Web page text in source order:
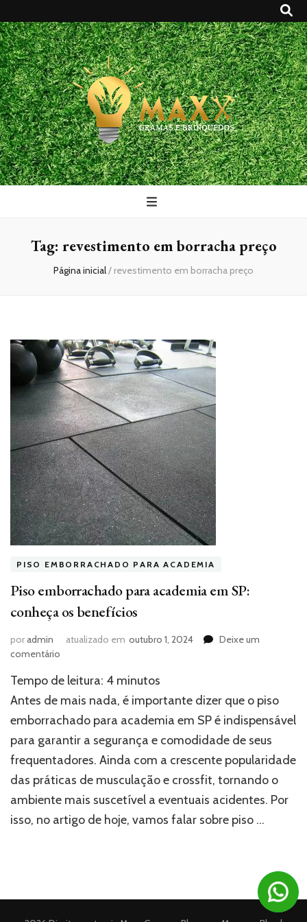
Maxx Gramas
Blog
Tag: revestimento em borracha preço
Página inicial/ revestimento em borracha preço
PISO EMBORRACHADO PARA ACADEMIA
Piso emborrachado para academia em SP:
conheça os benefícios
poradmin atualizado em outubro 1, 2024
Deixe um
comentário
emborrachado
para
em
SP:
conheça
os
benefícios
Tempo de leitura: 4 minutos
Antes de mais nada, é importante dizer que o piso
emborrachado para academia em SP é indispensável
para garantir a segurança e comodidade de seus
frequentadores. Ainda com a crescente popularidade
das práticas de musculação e crossfit, tornando o
ambiente mais suscetível a eventuais acidentes. Por
isso, no artigo de hoje, vamos falar sobre piso …